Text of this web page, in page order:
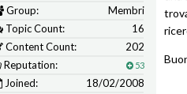
Group:
Membri
Topic Count:
16
Content Count:
202
Reputation:
53
Joined:
18/02/2008